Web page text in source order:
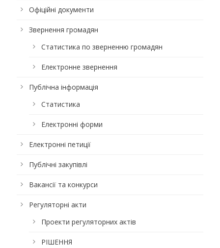
Офіційні документи
Звернення громадян
Статистика по зверненню громадян
Електронне звернення
Публічна інформація
Статистика
Електронні форми
Електронні петиції
Публічні закупівлі
Вакансії та конкурси
Регуляторні акти
Проекти регуляторних актів
РІШЕННЯ